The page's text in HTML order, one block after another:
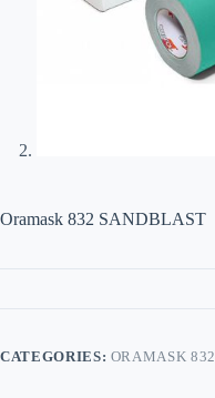
Oramask 832 SANDBLAST
CATEGORIES: ORAMASK 832